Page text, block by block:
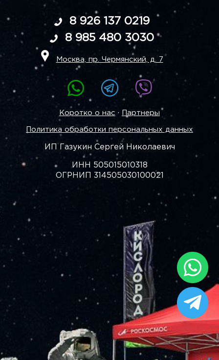
8 926 137 0219
8 985 480 3030
Москва, пр. Чермянский, д. 7
Коротко о нас · Партнеры
Политика обработки персональных данных
ИП Газукин Сергей Николаевич
ИНН 505015010318
ОГРНИП 314505030100021